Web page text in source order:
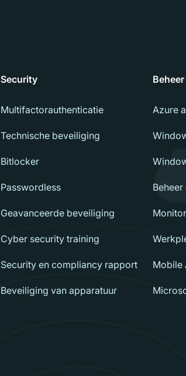
Security
Multifactorauthenticatie
Technische beveiliging
Bitlocker
Passwordless
Geavanceerde beveiliging
Cyber security training
Security en compliancy rapport
Beveiliging van apparatuur
Beheer
Azure
Mobile